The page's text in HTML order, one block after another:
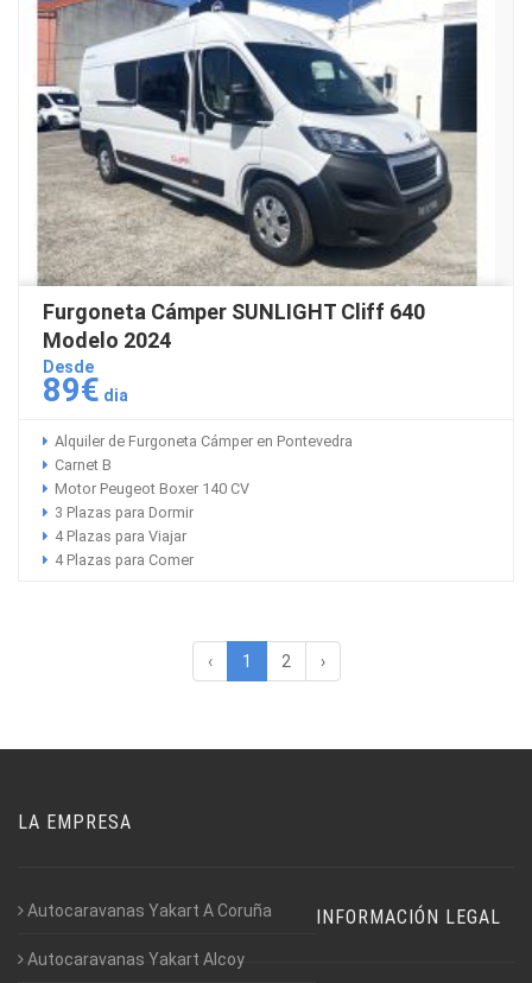
Furgoneta Cámper SUNLIGHT Cliff 640
Modelo 2024
Desde
89€ dia
Alquiler de Furgoneta Cámper en Pontevedra
Carnet B
Motor Peugeot Boxer 140 CV
3 Plazas para Dormir
4 Plazas para Viajar
4 Plazas para Comer
‹ 1 2 ›
LA EMPRESA
Autocaravanas Yakart A Coruña
Autocaravanas Yakart Alcoy
INFORMACIÓN LEGAL